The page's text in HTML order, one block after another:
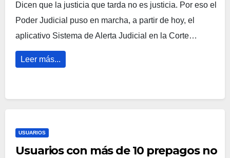
Dicen que la justicia que tarda no es justicia. Por eso el
Poder Judicial puso en marcha, a partir de hoy, el
aplicativo Sistema de Alerta Judicial en la Corte…
Leer más...
USUARIOS
Usuarios con más de 10 prepagos no